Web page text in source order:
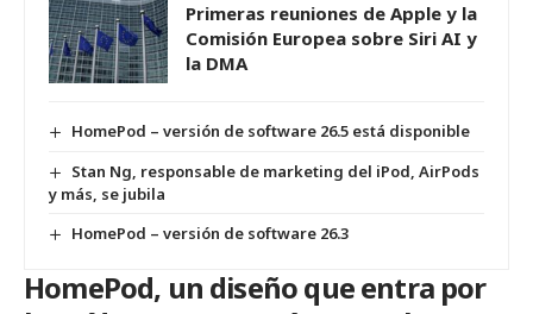
Primeras reuniones de Apple y la
Comisión Europea sobre Siri AI y
la DMA
HomePod – versión de software 26.5 está disponible
Stan Ng, responsable de marketing del iPod, AirPods
y más, se jubila
HomePod – versión de software 26.3
HomePod, un diseño que entra por